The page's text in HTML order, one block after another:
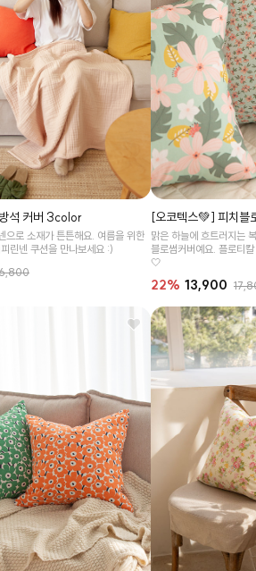
석 커버 3color
로 소재가 튼튼해요. 여름을 위한
린넨 쿠션을 만나보세요 :)
[오코텍스💚] 피치블
맑은 하늘에 흐트러지는
블로썸커버예요. 플로티
🤍
22% 13,900